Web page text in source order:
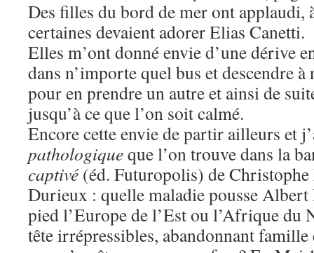
Des filles du bord de mer ont applaudi,
certaines devaient adorer Elias Canetti.
Elles m’ont donné envie d’une dérive
dans n’importe quel bus et descendre
pour en prendre un autre et ainsi de
jusqu’à ce que l’on soit calmé.
Encore cette envie de partir ailleurs et
pathologiqueque l’on trouve dans la
captivé (éd. Futuropolis) de
Durieux : quelle maladie pousse Albert
pied l’Europe de l’Est ou l’Afrique du
tête irrépressibles, abandonnant